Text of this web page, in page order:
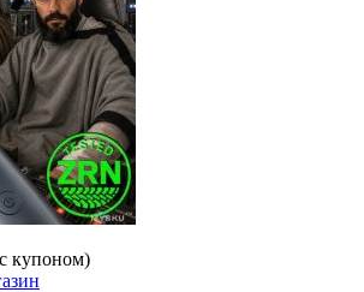
купоном)